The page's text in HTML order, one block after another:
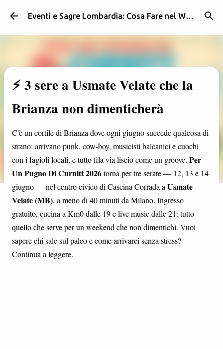
Passa ai contenuti principali Eventi e Sagre Lombardia: Cosa Fare nel Weekend | Weekendidea
⚡ 3 sere a Usmate Velate che la
Brianza non dimenticherà
C'è un cortile di Brianza dove ogni giugno succede qualcosa di
strano: arrivano punk, cow-boy, musicisti balcanici e cuochi
con i fagioli locali, e tutto fila via liscio come un groove. Per
Un Pugno Di Curnitt 2026torna per tre serate — 12, 13 e 14
giugno — nel centro civico di Cascina Corrada a Usmate
Velate (MB), a meno di 40 minuti da Milano. Ingresso
gratuito, cucina a Km0 dalle 19 e live music dalle 21: tutto
quello che serve per un weekend che non dimentichi. Vuoi
sapere chi sale sul palco e come arrivarci senza stress?
Continua a leggere.